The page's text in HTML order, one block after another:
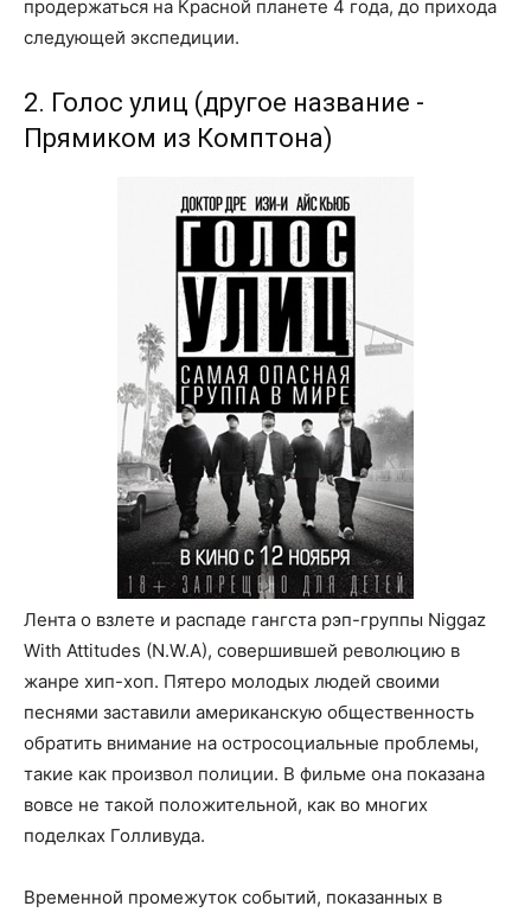
продержаться на Красной планете 4 года, до прихода
следующей экспедиции.
2. Голос улиц (другое название -
Прямиком из Комптона)
Лента о взлете и распаде гангста рэп-группы Niggaz
With Attitudes (N.W.A), совершившей революцию в
жанре хип-хоп. Пятеро молодых людей своими
песнями заставили американскую общественность
обратить внимание на остросоциальные проблемы,
такие как произвол полиции. В фильме она показана
вовсе не такой положительной, как во многих
поделках Голливуда.
Временной промежуток событий, показанных в